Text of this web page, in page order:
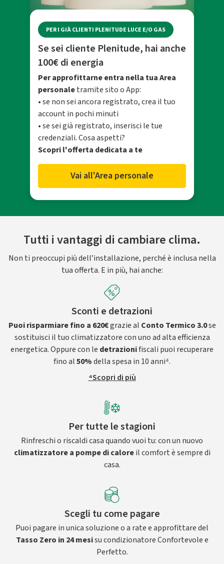
PER I GIÀ CLIENTI PLENITUDE LUCE E/O GAS
Se sei cliente Plenitude, hai anche
100€ di energia
Per approfittarne entra nella tua Area
personaletramite sito o App:
• se non sei ancora registrato, crea il tuo
account in pochi minuti
• se sei già registrato, inserisci le tue
credenziali. Cosa aspetti?
Scopri l'offerta dedicata a te
Vai all'Area personale
Tutti i vantaggi di cambiare clima.
Non ti preoccupi più dell’installazione, perché è inclusa nella
tua offerta. E in più, hai anche:
Sconti e detrazioni
Puoi risparmiare fino a 620€grazie al Conto Termico 3.0se
sostituisci il tuo climatizzatore con uno ad alta efficienza
energetica. Oppure con le detrazionifiscali puoi recuperare
fino al50%della spesa in 10 anni⁴.
⁴Scopri di più
Per tutte le stagioni
Rinfreschi o riscaldi casa quando vuoi tu: con un nuovo
climatizzatore a pompe di caloreil comfort è sempre di
casa.
Scegli tu come pagare
Puoi pagare in unica soluzione o a rate e approfittare del
Tasso Zero in 24 mesisu condizionatore Confortevole e
Perfetto.